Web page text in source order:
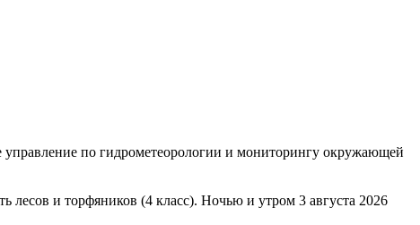
по гидрометеорологии и мониторингу окружающей
лесов и торфяников (4 класс). Ночью и утром 3 августа 2026